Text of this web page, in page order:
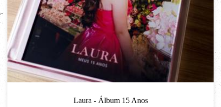
Laura - Álbum 15 Anos